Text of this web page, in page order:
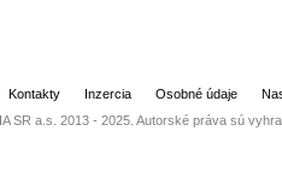
Kontakty Inzercia Osobné údaje
SR a.s. 2013 - 2025. Autorské práva sú